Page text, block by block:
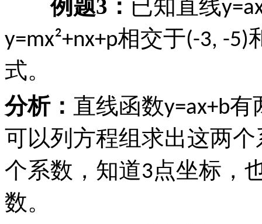
例题3 ： 已知直线
y=mx²+nx+p相交于(-3, -5)
式。
分析： 直线函数y=ax+b有
可以列方程组求出这两
个系数，知道3点坐标，
数。